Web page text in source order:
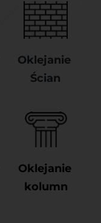
Oklejanie
Ścian
Oklejanie
kolumn